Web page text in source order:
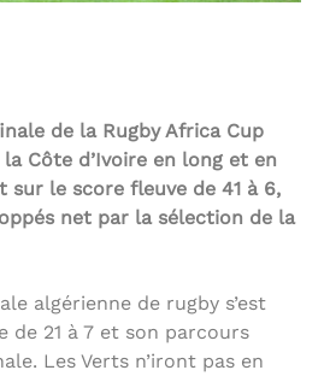
de la Rugby Africa Cup
Côte d’Ivoire en long et en
sur le score fleuve de 41 à 6,
net par la sélection de la
algérienne de rugby s’est
de 21 à 7 et son parcours
Les Verts n’iront pas en